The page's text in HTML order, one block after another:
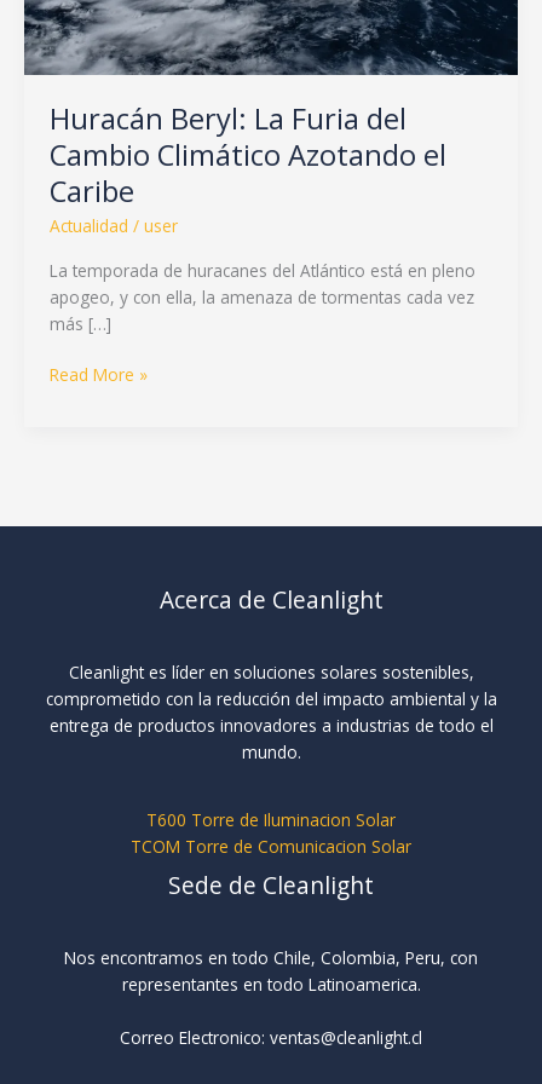
Huracán Beryl: La Furia del
Cambio Climático Azotando el
Caribe
Actualidad / user
La temporada de huracanes del Atlántico está en pleno
apogeo, y con ella, la amenaza de tormentas cada vez
más […]
Read More »
Acerca de Cleanlight
Cleanlight es líder en soluciones solares sostenibles,
comprometido con la reducción del impacto ambiental y la
entrega de productos innovadores a industrias de todo el
mundo.
T600 Torre de Iluminacion Solar
TCOM Torre de Comunicacion Solar
Sede de Cleanlight
Nos encontramos en todo Chile, Colombia, Peru, con
representantes en todo Latinoamerica.
Correo Electronico: ventas@cleanlight.cl